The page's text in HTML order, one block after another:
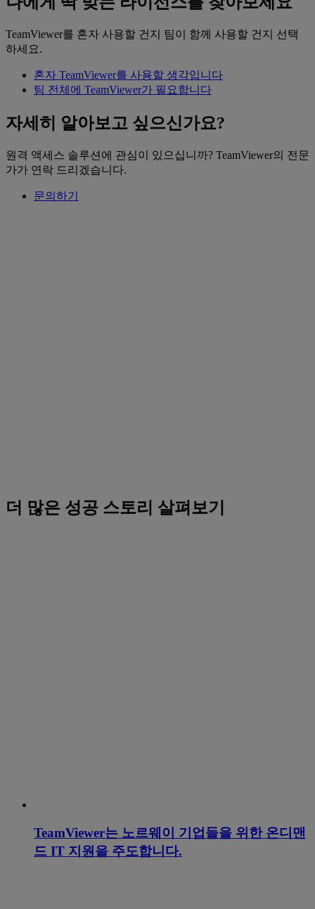
TeamViewer를 혼자 사용할 건지 팀이 함께 사용할 건지 선택
하세요.
혼자 TeamViewer를 사용할 생각입니다
팀 전체에 TeamViewer가 필요합니다
자세히 알아보고 싶으신가요?
원격 액세스 솔루션에 관심이 있으십니까? TeamViewer의 전문
가가 연락 드리겠습니다.
문의하기
더 많은 성공 스토리 살펴보기
TeamViewer는 노르웨이 기업들을 위한 온디맨
드 IT 지원을 주도합니다.